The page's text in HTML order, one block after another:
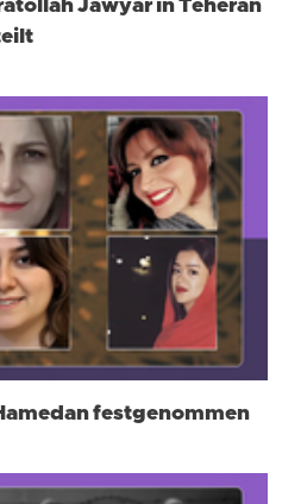
Jawyar in Teheran
festgenommen